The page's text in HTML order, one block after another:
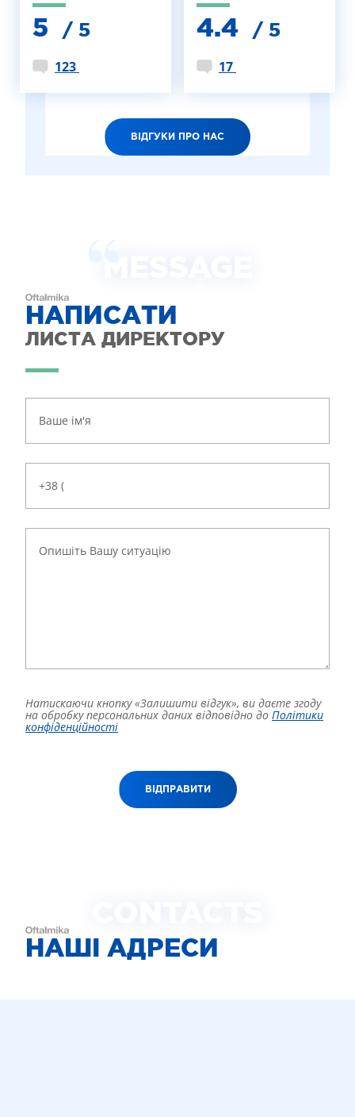
5 / 5
123
4.4 / 5
17
ВІДГУКИ ПРО НАС
НАПИСАТИ
ЛИСТА ДИРЕКТОРУ
Натискаючи кнопку «Залишити відгук», ви даєте згоду
на обробку персональних даних відповідно до Політики
конфіденційності
ВІДПРАВИТИ
НАШІ АДРЕСИ